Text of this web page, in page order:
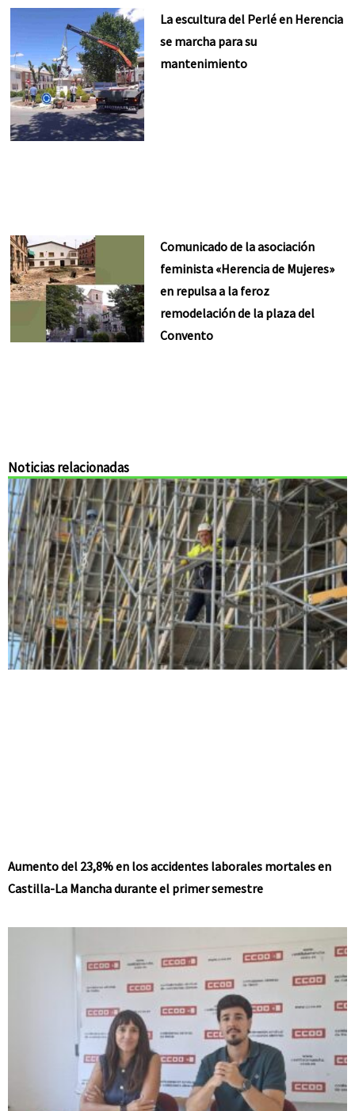
La escultura del Perlé en Herencia
se marcha para su
mantenimiento
Comunicado de la asociación
feminista «Herencia de Mujeres»
en repulsa a la feroz
remodelación de la plaza del
Convento
Noticias relacionadas
Aumento del 23,8% en los accidentes laborales mortales en
Castilla-La Mancha durante el primer semestre